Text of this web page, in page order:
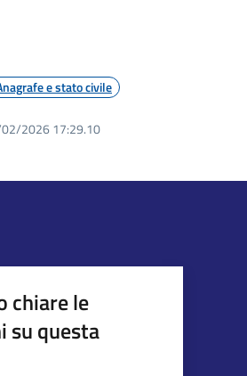
e stato civile
2026 17:29.10
chiare le
su questa